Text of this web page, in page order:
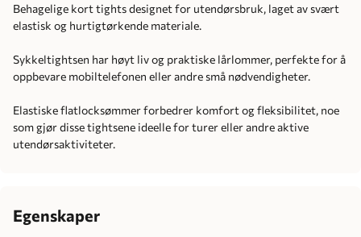
Behagelige kort tights designet for utendørsbruk, laget av svært
elastisk og hurtigtørkende materiale.
Sykkeltightsen har høyt liv og praktiske lårlommer, perfekte for å
oppbevare mobiltelefonen eller andre små nødvendigheter.
Elastiske flatlocksømmer forbedrer komfort og fleksibilitet, noe
som gjør disse tightsene ideelle for turer eller andre aktive
utendørsaktiviteter.
Egenskaper